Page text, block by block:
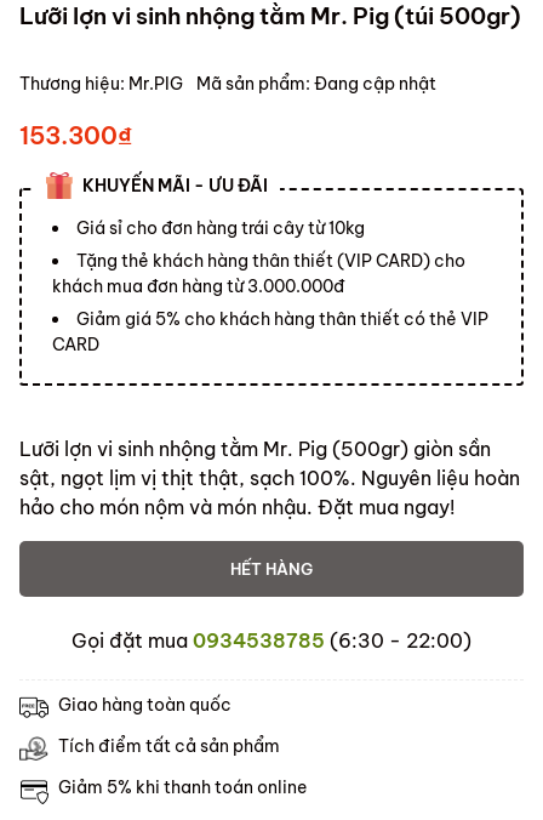
Lưỡi lợn vi sinh nhộng tằm Mr. Pig (túi 500gr)
Thương hiệu: Mr.PIG Mã sản phẩm: Đang cập nhật
153.300₫
KHUYẾN MÃI - ƯU ĐÃI
Giá sỉ cho đơn hàng trái cây từ 10kg
Tặng thẻ khách hàng thân thiết (VIP CARD) cho
khách mua đơn hàng từ 3.000.000đ
Giảm giá 5% cho khách hàng thân thiết có thẻ VIP
CARD
Lưỡi lợn vi sinh nhộng tằm Mr. Pig (500gr) giòn sần
sật, ngọt lịm vị thịt thật, sạch 100%. Nguyên liệu hoàn
hảo cho món nộm và món nhậu. Đặt mua ngay!
HẾT HÀNG
Gọi đặt mua 0934538785 (6:30 - 22:00)
Giao hàng toàn quốc
Tích điểm tất cả sản phẩm
Giảm 5% khi thanh toán online